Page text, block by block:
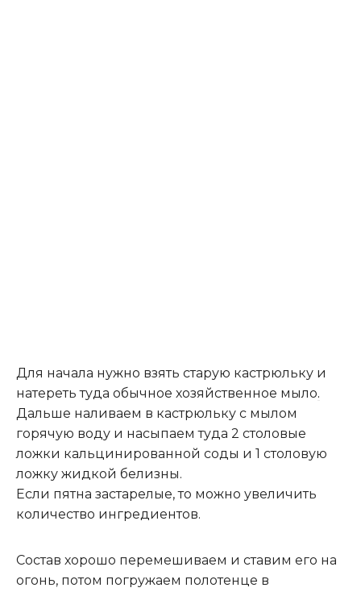
Для начала нужно взять старую кастрюльку и
натереть туда обычное хозяйственное мыло.
Дальше наливаем в кастрюльку с мылом
горячую воду и насыпаем туда 2 столовые
ложки кальцинированной соды и 1 столовую
ложку жидкой белизны.
Если пятна застарелые, то можно увеличить
количество ингредиентов.
Состав хорошо перемешиваем и ставим его на
огонь, потом погружаем полотенце в